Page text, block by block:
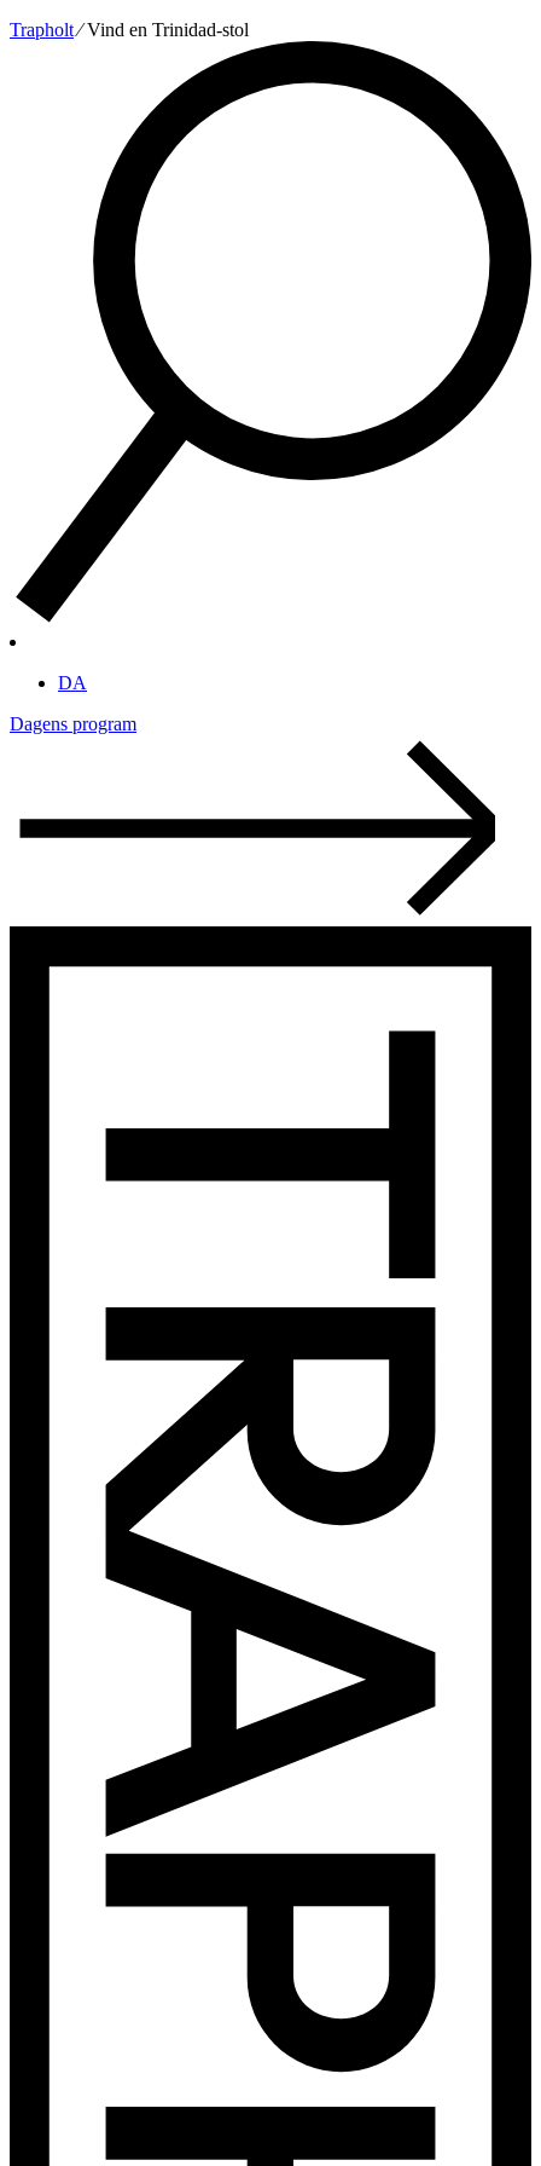
Trapholt∕Vind en Trinidad-stol
DA
Dagens program